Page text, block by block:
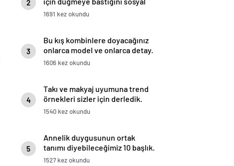
2
medyadan duyurdu!
1691 kez okundu
3
Bu kış kombinlere doyacağınız
onlarca model ve onlarca detay.
1606 kez okundu
4
Takı ve makyaj uyumuna trend
örnekleri sizler için derledik.
1540 kez okundu
5
Annelik duygusunun ortak
tanımı diyebileceğimiz 10 başlık.
1527 kez okundu